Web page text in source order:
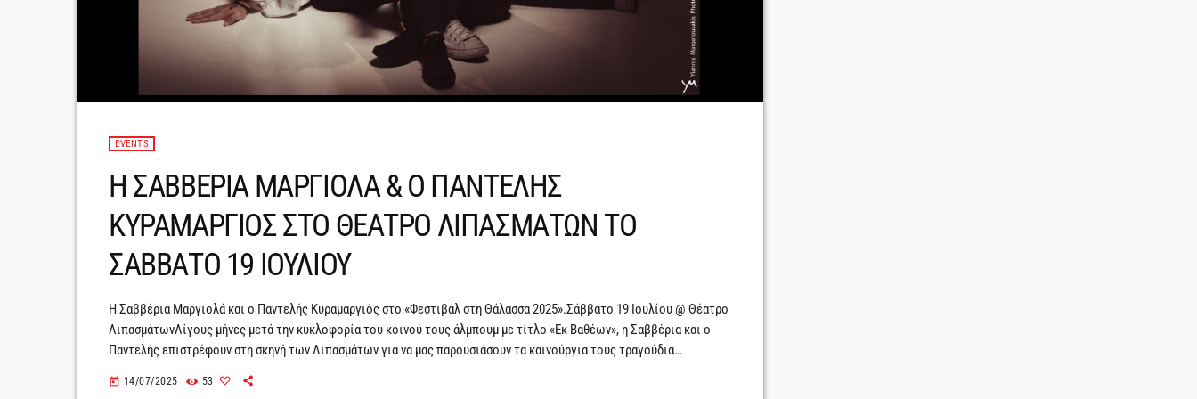
EVENTS
Η ΣΑΒΒΕΡΙΑ ΜΑΡΓΙΟΛΑ & Ο ΠΑΝΤΕΛΗΣ
ΚΥΡΑΜΑΡΓΙΟΣ ΣΤΟ ΘΕΑΤΡΟ ΛΙΠΑΣΜΑΤΩΝ ΤΟ
ΣΑΒΒΑΤΟ 19 ΙΟΥΛΙΟΥ
Η Σαββέρια Μαργιολά και ο Παντελής Κυραμαργιός στο «Φεστιβάλ στη Θάλασσα 2025».Σάββατο 19 Ιουλίου @ Θέατρο
ΛιπασμάτωνΛίγους μήνες μετά την κυκλοφορία του κοινού τους άλμπουμ με τίτλο «Εκ Βαθέων», η Σαββέρια και ο
Παντελής επιστρέφουν στη σκηνή των Λιπασμάτων για να μας παρουσιάσουν τα καινούργια τους τραγούδια
Φυσικά δεν θα λείψουν οι αναφορές […]
today 14/07/2025 53